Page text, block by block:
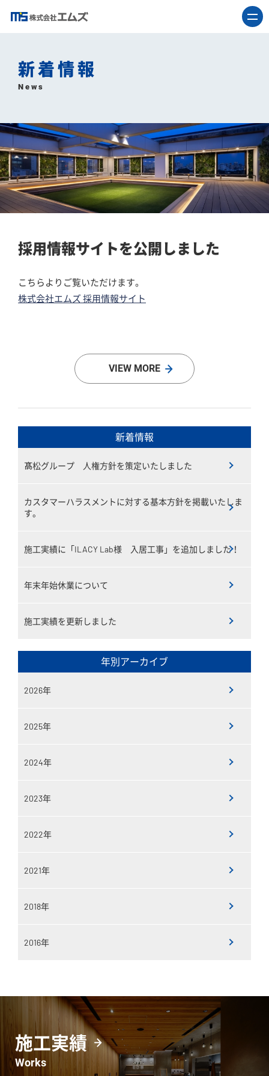
新着情報
News
採用情報サイトを公開しました
こちらよりご覧いただけます。
株式会社エムズ 採用情報サイト
VIEW MORE
新着情報
髙松グループ 人権方針を策定いたしました
カスタマーハラスメントに対する基本方針を掲載いたしま
す。
施工実績に「ILACY Lab様 入居工事」を追加しました！
年末年始休業について
施工実績を更新しました
年別アーカイブ
2026年
2025年
2024年
2023年
2022年
2021年
2018年
2016年
施工実績
Works